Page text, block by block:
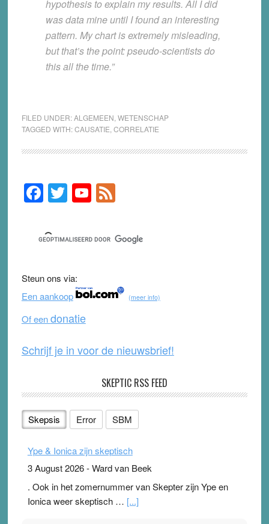
hypothesis to explain my results. All I did
was data mine until I found an interesting
pattern. My chart is extremely misleading,
but that’s the point: pseudo-scientists do
this all the time.”
FILED UNDER:ALGEMEEN WETENSCHAP
TAGGED WITH:CAUSATIE CORRELATIE
Primary
Sidebar
F
a
c
e
b
o
o
k
T
wi
tt
er
Y
o
u
T
b
e
F
e
d
Steun ons via:
Een aankoop
(meer info)
Of eendonatie
Schrijf je in voor de nieuwsbrief!
SKEPTIC RSS FEED
Skepsis Error SBM
Ype & Ionica zijn skeptisch
3 August 2026-Ward van Beek
. Ook in het zomernummer van Skepter zijn Ype en
Ionica weer skeptisch … [...]